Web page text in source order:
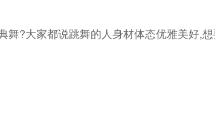
?大家都说跳舞的人身材体态优雅美好,